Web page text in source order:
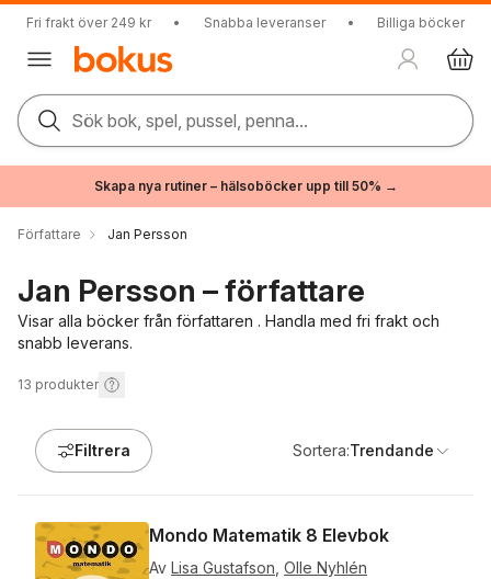
Fri frakt över 249 kr • Snabba leveranser • Billiga böcker
Sök bok, spel, pussel, penna...
Skapa nya rutiner – hälsoböcker upp till 50% →
Författare Jan Persson
Jan Persson – författare
Visar alla böcker från författaren . Handla med fri frakt och
snabb leverans.
13 produkter
Filtrera Sortera:Trendande
Mondo Matematik 8 Elevbok
Av Lisa Gustafson Olle Nyhlén